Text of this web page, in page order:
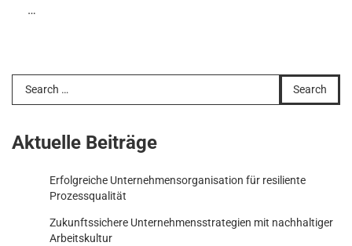
…
Search
for:
Aktuelle Beiträge
Erfolgreiche Unternehmensorganisation für resiliente
Prozessqualität
Zukunftssichere Unternehmensstrategien mit nachhaltiger
Arbeitskultur